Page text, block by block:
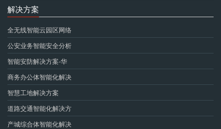
解决方案
全无线智能云园区网络
公安业务智能安全分析
智能安防解决方案-华
商务办公体智能化解决
智慧工地解决方案
道路交通智能化解决方
产城综合体智能化解决